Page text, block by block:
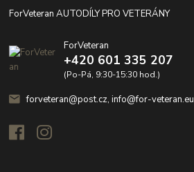
ForVeteran AUTODÍLY PRO VETERÁNY
ForVeteran
+420 601 335 207
(Po-Pá, 9:30-15:30 hod.)
forveteran@post.cz, info@for-veteran.eu